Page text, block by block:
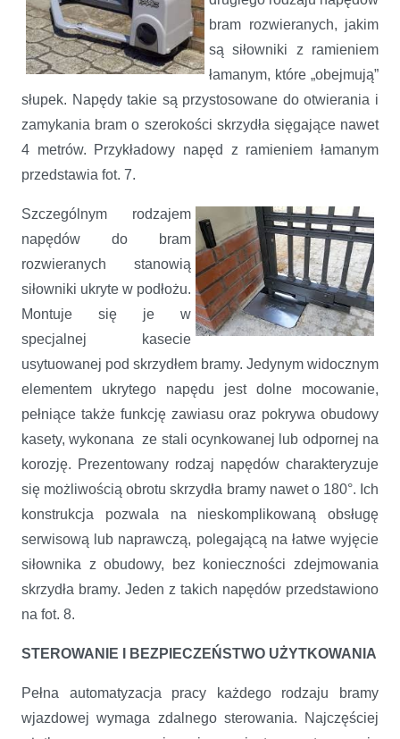
bram rozwieranych, jakim
są siłowniki z ramieniem
łamanym, które „obejmują”
słupek. Napędy takie są przystosowane do otwierania i
zamykania bram o szerokości skrzydła sięgające nawet
4 metrów. Przykładowy napęd z ramieniem łamanym
przedstawia fot. 7.
Szczególnym rodzajem
napędów do bram
rozwieranych stanowią
siłowniki ukryte w podłożu.
Montuje się je w
specjalnej kasecie
usytuowanej pod skrzydłem bramy. Jedynym widocznym
elementem ukrytego napędu jest dolne mocowanie,
pełniące także funkcję zawiasu oraz pokrywa obudowy
kasety, wykonana ze stali ocynkowanej lub odpornej na
korozję. Prezentowany rodzaj napędów charakteryzuje
się możliwością obrotu skrzydła bramy nawet o 180°. Ich
konstrukcja pozwala na nieskomplikowaną obsługę
serwisową lub naprawczą, polegającą na łatwe wyjęcie
siłownika z obudowy, bez konieczności zdejmowania
skrzydła bramy. Jeden z takich napędów przedstawiono
na fot. 8.
STEROWANIE I BEZPIECZEŃSTWO UŻYTKOWANIA
Pełna automatyzacja pracy każdego rodzaju bramy
wjazdowej wymaga zdalnego sterowania. Najczęściej